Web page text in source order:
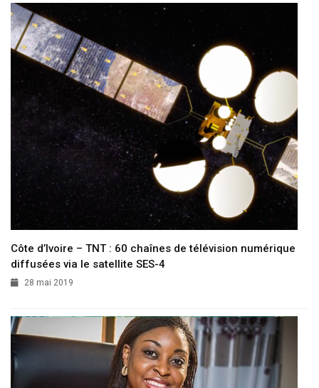
Côte d’Ivoire – TNT : 60 chaînes de télévision numérique
diffusées via le satellite SES-4
28 mai 2019